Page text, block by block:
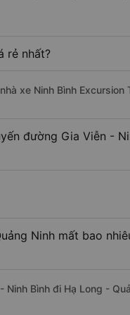
rẻ nhất?
xe Ninh Bình Excursion
đường Gia Viễn -
Ninh mất bao
Bình đi Hạ Long -